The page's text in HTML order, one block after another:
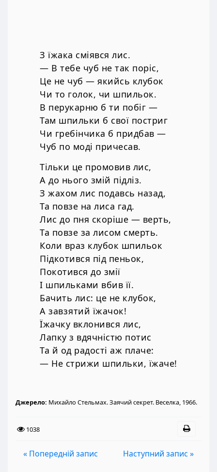
З їжака сміявся лис.
— В тебе чуб не так поріс,
Це не чуб — якийсь клубок
Чи то голок, чи шпильок.
В перукарню б ти побіг —
Там шпильки б свої постриг
Чи гребінчика б придбав —
Чуб по моді причесав.
Тільки це промовив лис,
А до нього змій підліз.
З жахом лис подавсь назад,
Та повзе на лиса гад.
Лис до пня скоріше — верть,
Та повзе за лисом смерть.
Коли враз клубок шпильок
Підкотився під пеньок,
Покотився до змії
І шпильками вбив її.
Бачить лис: це не клубок,
А завзятий їжачок!
Їжачку вклонився лис,
Лапку з вдячністю потис
Та й од радості аж плаче:
— Не стрижи шпильки, їжаче!
Джерело: Михайло Стельмах. Заячий секрет. Веселка, 1966.
1038
« Попередній запис Наступний запис »